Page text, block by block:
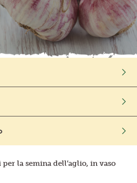
seminare l’aglio?
ecco i consigli
si può, ed è semplice!
la semina dell’aglio, in vaso